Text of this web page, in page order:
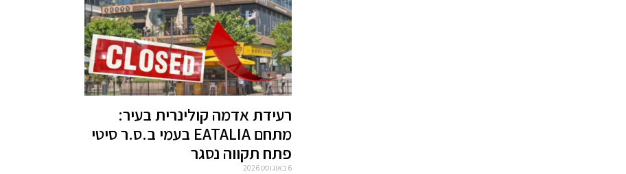
רעידת אדמה קולינרית בעיר:
מתחם EATALIA בעמי ב.ס.ר סיטי
פתח תקווה נסגר
6 באוגוסט 2026